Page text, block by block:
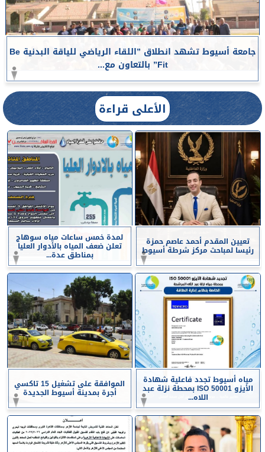
جامعة أسيوط تشهد انطلاق ”اللقاء الرياضي للياقة البدنية Be
Fit” بالتعاون مع...
الأعلى قراءة
تعيين المقدم أحمد عاصم حمزة
رئيسا لمباحث مركز شرطة أسيوط
لمدة خمس ساعات مياه سوهاج
تعلن ضعف المياه بالأدوار العليا
بمناطق عدة...
مياه أسيوط تجدد فاعلية شهادة
الأيزو ISO 50001 بمحطة نزلة عبد
اللاه...
الموافقة على تشغيل 15 تاكسي
أجرة بمدينة أسيوط الجديدة